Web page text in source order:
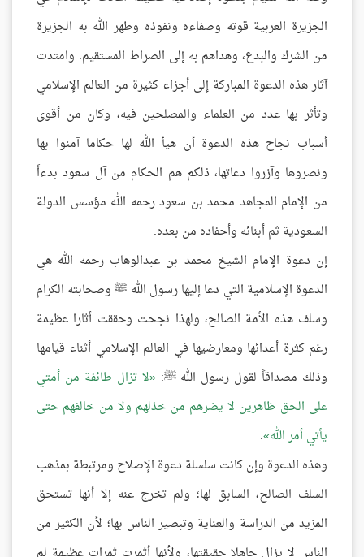
الجزيرة العربية قوته وصفاءه ونفوذه وطهر الله به الجزيرة
من الشرك والبدع، وهداهم به إلى الصراط المستقيم. وامتدت
آثار هذه الدعوة المباركة إلى أجزاء كثيرة من العالم الإسلامي
وتأثر بها عدد من العلماء والمصلحين فيه، وكان من أقوى
أسباب نجاح هذه الدعوة أن هيأ الله لها حكاما آمنوا بها
ونصروها وآزروا دعاتها، ذلكم هم الحكام من آل سعود بدءاً
من الإمام المجاهد محمد بن سعود رحمه الله مؤسس الدولة
السعودية ثم أبنائه وأحفاده من بعده.
إن دعوة الإمام الشيخ محمد بن عبدالوهاب رحمه الله هي
الدعوة الإسلامية التي دعا إليها رسول الله ﷺ وصحابته الكرام
وسلف هذه الأمة الصالح، ولهذا نجحت وحققت أثارا عظيمة
رغم كثرة أعدائها ومعارضيها في العالم الإسلامي أثناء قيامها
وذلك مصداقاً لقول رسول الله ﷺ: لا تزال طائفة من أمتي
على الحق ظاهرين لا يضرهم من خذلهم ولا من خالفهم حتى
يأتي أمر الله .
وهذه الدعوة وإن كانت سلسلة دعوة الإصلاح ومرتبطة بمذهب
السلف الصالح، السابق لها؛ ولم تخرج عنه إلا أنها تستحق
المزيد من الدراسة والعناية وتبصير الناس بها؛ لأن الكثير من